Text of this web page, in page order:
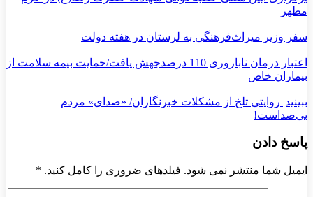
مطهر
سفر وزیر میراث‌فرهنگی به لرستان در هفته دولت
اعتبار درمان ناباروری 110 درصدجهش یافت/حمایت بیمه سلامت از
بیماران خاص
ببینید| روایتی تلخ از مشکلات خبرنگاران/ «صدای» ‌مردم
بی‌صدا‌ست!
پاسخ دادن
ایمیل شما منتشر نمی شود. فیلدهای ضروری را کامل کنید. *